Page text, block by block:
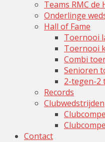
Teams RMC de
Onderlinge
Hall of Fame
Toernooi
Toernooi
Combi
Senioren
2-tegen-2
Records
Clubwedstrijden
Contact